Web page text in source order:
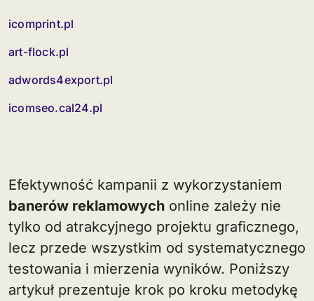
icomprint.pl
art-flock.pl
adwords4export.pl
icomseo.cal24.pl
Efektywność kampanii z wykorzystaniem
banerów reklamowych online zależy nie
tylko od atrakcyjnego projektu graficznego,
lecz przede wszystkim od systematycznego
testowania i mierzenia wyników. Poniższy
artykuł prezentuje krok po kroku metodykę